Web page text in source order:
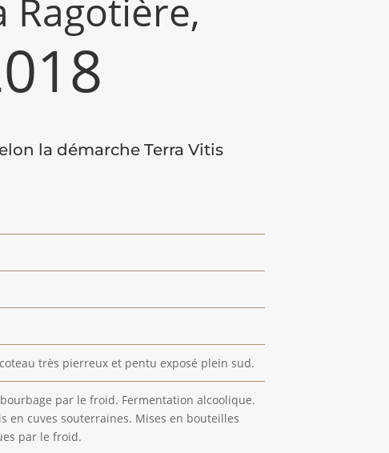
Ragotière,
la démarche Terra Vitis
très pierreux et pentu exposé plein sud.
par le froid. Fermentation alcoolique.
en cuves souterraines. Mises en bouteilles
par le froid.